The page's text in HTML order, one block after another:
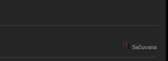
Sačuvana